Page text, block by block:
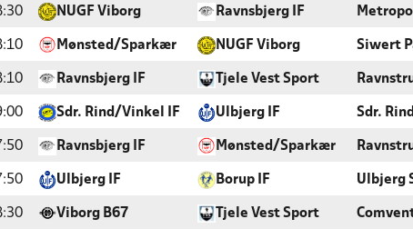
NUGF Viborg Ravnsbjerg IF
Mønsted/Sparkær NUGF Viborg Siwert
Ravnsbjerg IF Tjele Vest Sport
Sdr. Rind/Vinkel IF Ulbjerg IF Sdr.
Ravnsbjerg IF Mønsted/Sparkær
Ulbjerg IF Borup IF Ulbjerg
Viborg B67 Tjele Vest Sport